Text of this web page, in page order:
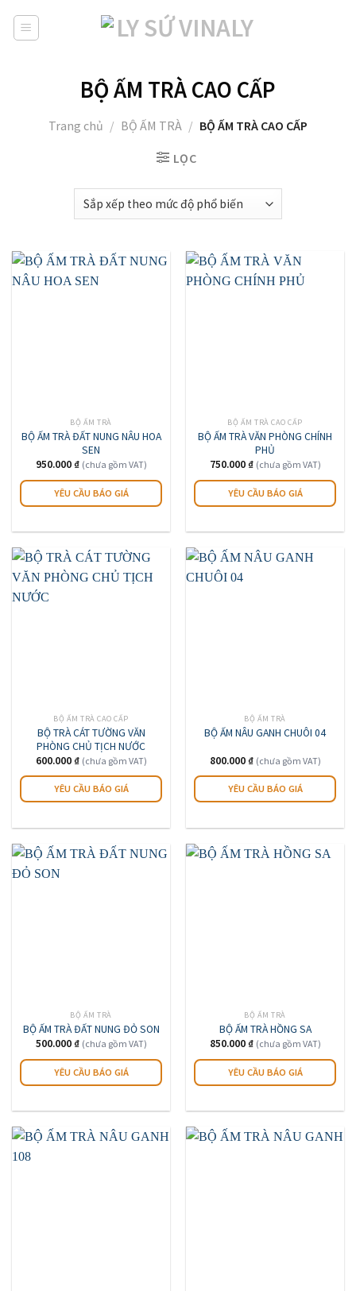
BỘ ẤM TRÀ CAO CẤP
Trang chủ / BỘ ẤM TRÀ / BỘ ẤM TRÀ CAO CẤP
LỌC
BỘ ẤM TRÀ
BỘ ẤM TRÀ ĐẤT NUNG NÂU HOA
SEN
950.000 ₫ (chưa gồm VAT)
YÊU CẦU BÁO GIÁ
BỘ ẤM TRÀ CAO CẤP
BỘ ẤM TRÀ VĂN PHÒNG CHÍNH
PHỦ
750.000 ₫ (chưa gồm VAT)
YÊU CẦU BÁO GIÁ
BỘ ẤM TRÀ CAO CẤP
BỘ TRÀ CÁT TƯỜNG VĂN
PHÒNG CHỦ TỊCH NƯỚC
600.000 ₫ (chưa gồm VAT)
YÊU CẦU BÁO GIÁ
BỘ ẤM TRÀ
BỘ ẤM NÂU GANH CHUÔI 04
800.000 ₫ (chưa gồm VAT)
YÊU CẦU BÁO GIÁ
BỘ ẤM TRÀ
BỘ ẤM TRÀ ĐẤT NUNG ĐỎ SON
500.000 ₫ (chưa gồm VAT)
YÊU CẦU BÁO GIÁ
BỘ ẤM TRÀ
BỘ ẤM TRÀ HỒNG SA
850.000 ₫ (chưa gồm VAT)
YÊU CẦU BÁO GIÁ